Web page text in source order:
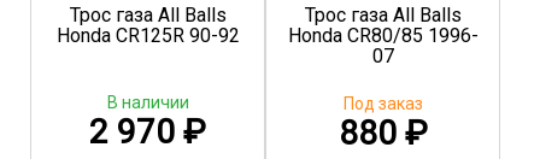
Трос газа All Balls
Honda CR125R 90-92
2 970 ₽
В наличии
Трос газа All Balls
Honda CR80/85 1996-
07
880 ₽
Под заказ